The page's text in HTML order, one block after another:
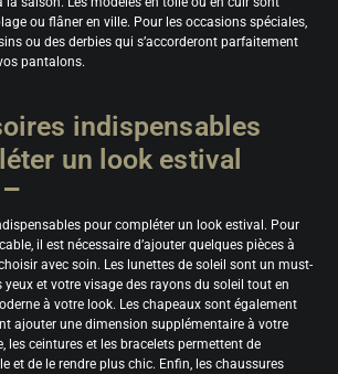
ou flâner en ville. Pour les occasions spéciales,
ou des derbies qui s’accorderont parfaitement
pantalons.
indispensables
un look estival
pour compléter un look estival. Pour
il est nécessaire d’ajouter quelques pièces à
avec soin. Les lunettes de soleil sont un must-
yeux et votre visage des rayons du soleil tout en
à votre look. Les chapeaux sont également
ajouter une dimension supplémentaire à votre
les ceintures et les bracelets permettent de
et de le rendre plus chic. Enfin, les chaussures